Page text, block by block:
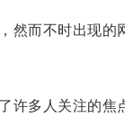
而不时出现的
多人关注的焦